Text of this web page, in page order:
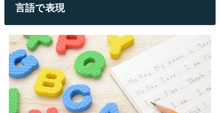
言語で表現